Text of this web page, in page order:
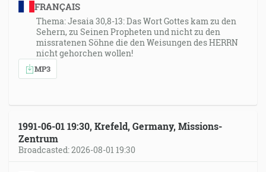
FRANÇAIS
Thema: Jesaia 30,8-13: Das Wort Gottes kam zu den
Sehern, zu Seinen Propheten und nicht zu den
missratenen Söhne die den Weisungen des HERRN
nicht gehorchen wollen!
MP3
1991-06-01 19:30, Krefeld, Germany, Missions-
Zentrum
Broadcasted: 2026-08-01 19:30